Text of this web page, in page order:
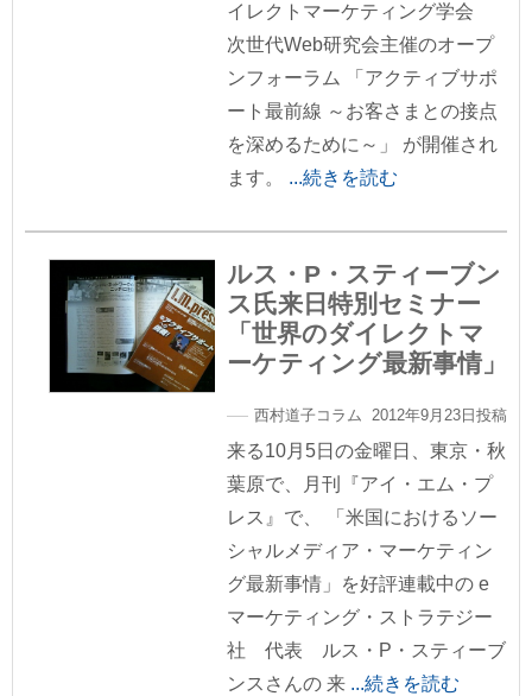
イレクトマーケティング学会
次世代Web研究会主催のオープ
ンフォーラム 「アクティブサポ
ート最前線 ～お客さまとの接点
を深めるために～」 が開催され
ます。 ...続きを読む
ルス・P・スティーブン
ス氏来日特別セミナー
「世界のダイレクトマ
ーケティング最新事情」
西村道子コラム 2012年9月23日投稿
来る10月5日の金曜日、東京・秋
葉原で、月刊『アイ・エム・プ
レス』で、 「米国におけるソー
シャルメディア・マーケティン
グ最新事情」を好評連載中の e
マーケティング・ストラテジー
社 代表 ルス・P・スティーブ
ンスさんの 来 ...続きを読む